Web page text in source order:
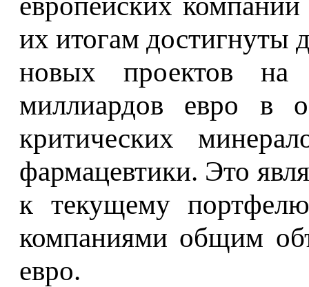
их итогам достигнуты
новых проектов
миллиардов евро в
критических
фармацевтики. Это
к текущему
компаниями общим
евро.